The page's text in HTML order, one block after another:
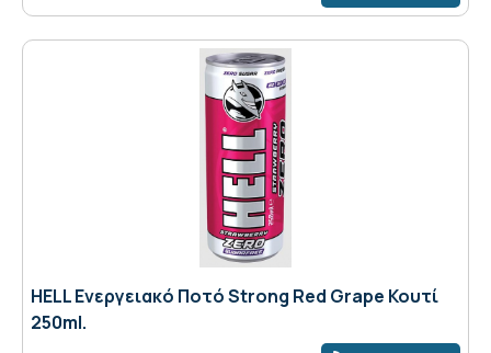
HELL Ενεργειακό Ποτό Strong Red Grape Κουτί
250ml.